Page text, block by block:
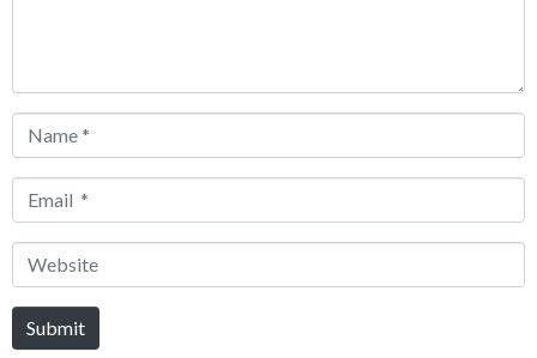
Name
Email
Website
Submit